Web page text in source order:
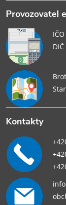
Provozovatel
Kontakty